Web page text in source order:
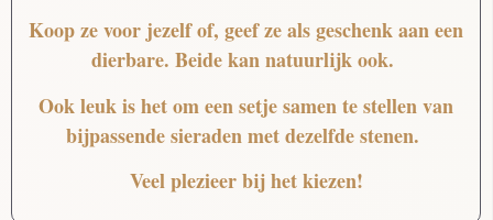
Koop ze voor jezelf of, geef ze als geschenk aan een
dierbare. Beide kan natuurlijk ook.
Ook leuk is het om een setje samen te stellen van
bijpassende sieraden met dezelfde stenen.
Veel plezieer bij het kiezen!